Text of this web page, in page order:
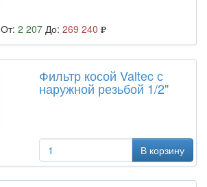
От: 2 207 До: 269 240
Фильтр косой Valtec с
наружной резьбой 1/2"
В корзину